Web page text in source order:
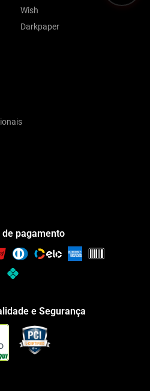
Wish
Darkpaper
de pagamento
e Segurança